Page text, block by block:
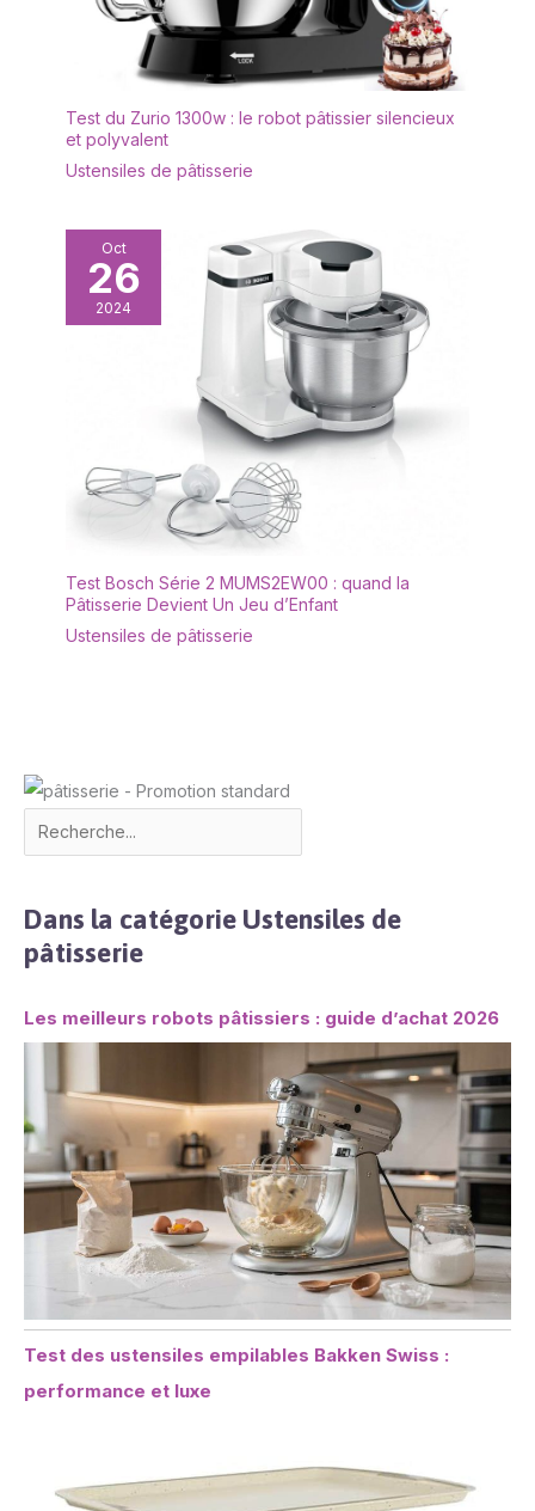
Test du Zurio 1300w : le robot pâtissier silencieux
et polyvalent
Ustensiles de pâtisserie
Oct
26
2024
Test Bosch Série 2 MUMS2EW00 : quand la
Pâtisserie Devient Un Jeu d’Enfant
Ustensiles de pâtisserie
Dans la catégorie Ustensiles de
pâtisserie
Les meilleurs robots pâtissiers : guide d’achat 2026
Test des ustensiles empilables Bakken Swiss :
performance et luxe